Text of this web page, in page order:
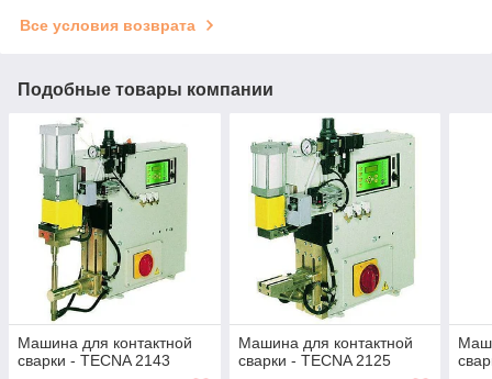
Все условия возврата
Подобные товары компании
Машина для контактной
сварки - TECNA 2143
Машина для контактной
сварки - TECNA 2125